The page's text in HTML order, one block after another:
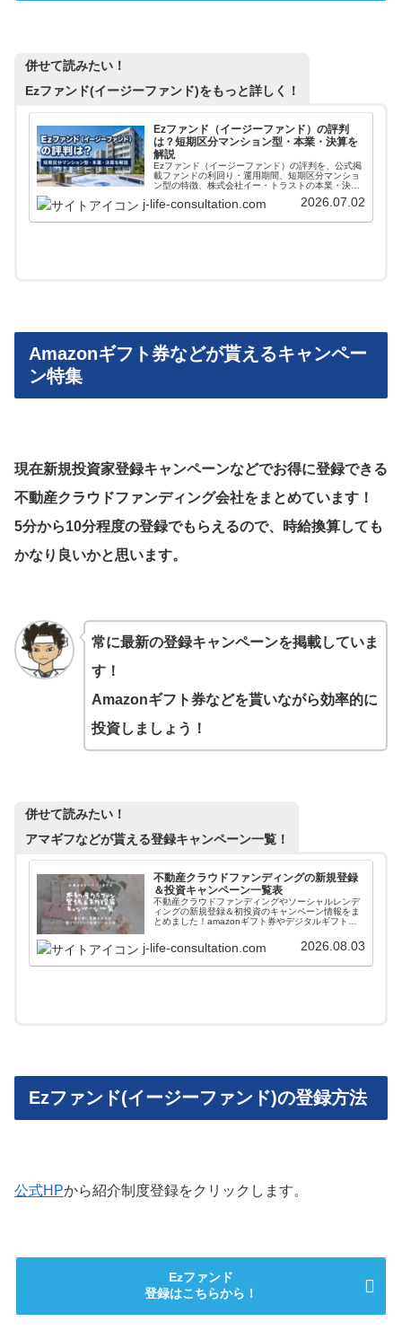
併せて読みたい！
Ezファンド(イージーファンド)をもっと詳しく！
Ezファンド（イージーファンド）の評判
は？短期区分マンション型・本業・決算を
解説
Ezファンド（イージーファンド）の評判を、公式掲
載ファンドの利回り・運用期間、短期区分マンショ
ン型の特徴、株式会社イー・トラストの本業・決算
します。登録前に公式条件と本文の注意点を確認し
j-life-consultation.com 2026.07.02
Amazonギフト券などが貰えるキャンペー
ン特集
現在新規投資家登録キャンペーンなどでお得に登録できる
不動産クラウドファンディング会社をまとめています！
5分から10分程度の登録でもらえるので、時給換算しても
かなり良いかと思います。
常に最新の登録キャンペーンを掲載していま
す！
Amazonギフト券などを貰いながら効率的に
投資しましょう！
併せて読みたい！
アマギフなどが貰える登録キャンペーン一覧！
不動産クラウドファンディングの新規登録
＆投資キャンペーン一覧表
不動産クラウドファンディングやソーシャルレンデ
ィングの新規登録＆初投資のキャンペーン情報をま
とめました！amazonギフト券やデジタルギフトを
案件に簡単に投資できるファンド情報自動更新ツー
ルも紹介しています。
j-life-consultation.com 2026.08.03
Ezファンド(イージーファンド)の登録方法
公式HPから紹介制度登録をクリックします。
Ezファンド
登録はこちらから！